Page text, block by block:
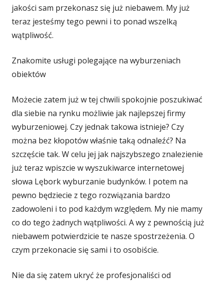
jakości sam przekonasz się już niebawem. My już
teraz jesteśmy tego pewni i to ponad wszelką
wątpliwość.
Znakomite usługi polegające na wyburzeniach
obiektów
Możecie zatem już w tej chwili spokojnie poszukiwać
dla siebie na rynku możliwie jak najlepszej firmy
wyburzeniowej. Czy jednak takowa istnieje? Czy
można bez kłopotów właśnie taką odnaleźć? Na
szczęście tak. W celu jej jak najszybszego znalezienie
już teraz wpiszcie w wyszukiwarce internetowej
słowa Lębork wyburzanie budynków. I potem na
pewno będziecie z tego rozwiązania bardzo
zadowoleni i to pod każdym względem. My nie mamy
co do tego żadnych wątpliwości. A wy z pewnością już
niebawem potwierdzicie te nasze spostrzeżenia. O
czym przekonacie się sami i to osobiście.
Nie da się zatem ukryć że profesjonaliści od